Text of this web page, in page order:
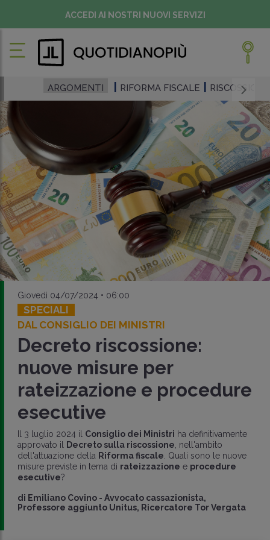
ACCEDI AI NOSTRI NUOVI SERVIZI
ARGOMENTI RIFORMA FISCALE RISCOSSIONE
Giovedì 04/07/2024 • 06:00
SPECIALI
DAL CONSIGLIO DEI MINISTRI
Decreto riscossione:
nuove misure per
rateizzazione e procedure
esecutive
Il 3 luglio 2024 il Consiglio dei Ministri ha definitivamente
approvato il
Decreto sulla riscossione , nell'ambito
dell'attuazione della Riforma fiscale . Quali sono le nuove
misure previste in tema di rateizzazione e procedure
esecutive?
di Emiliano Covino - Avvocato cassazionista,
Professore aggiunto Unitus, Ricercatore Tor Vergata